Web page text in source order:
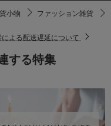
小物 ファッション雑貨
よる配送遅延について
する特集